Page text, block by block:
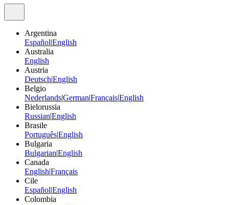
Argentina
Español|English
Australia
English
Austria
Deutsch|English
Belgio
Nederlands|German|Français|English
Bielorussia
Russian|English
Brasile
Português|English
Bulgaria
Bulgarian|English
Canada
English|Français
Cile
Español|English
Colombia